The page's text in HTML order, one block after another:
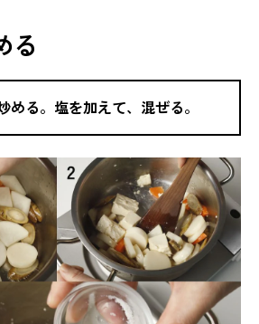
る
める。塩を加えて、混ぜる。